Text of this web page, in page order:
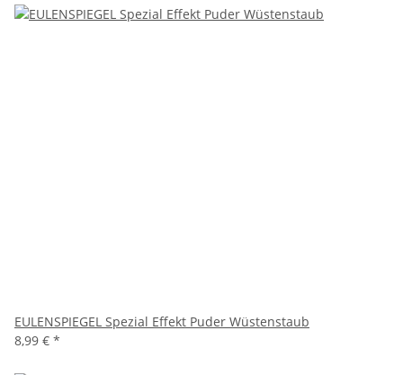
EULENSPIEGEL Spezial Effekt Puder Wüstenstaub
8,99 € *